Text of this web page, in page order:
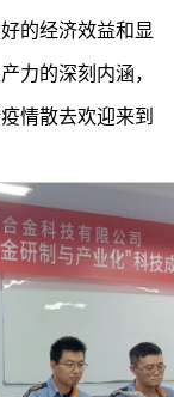
的经济效益和显
力的深刻内涵，
情散去欢迎来到